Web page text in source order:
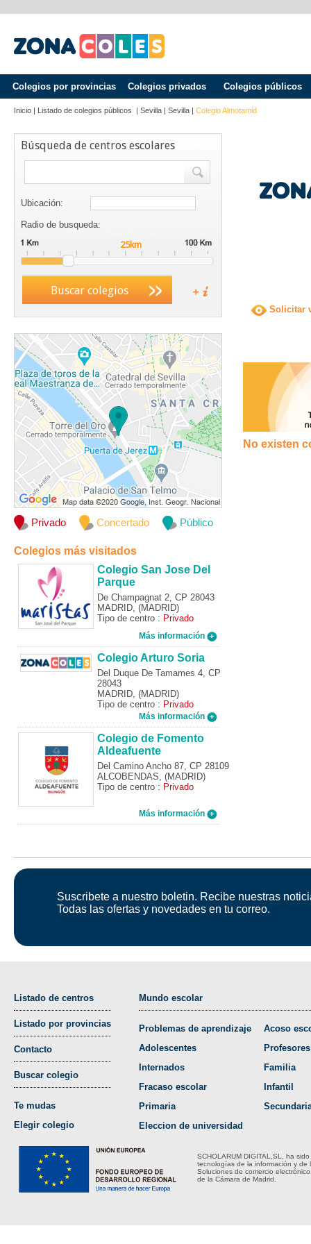
Colegios por provincias Colegios privados Colegios públicos
Inicio | Listado de colegios públicos | Sevilla | Sevilla | Colegio Almotamid
Búsqueda de centros escolares
Ubicación:
Radio de busqueda:
Buscar colegios
Privado Concertado Público
Colegios más visitados
Colegio San Jose Del
Parque
De Champagnat 2, CP 28043
MADRID, (MADRID)
Tipo de centro : Privado
Más información
Colegio Arturo Soria
Del Duque De Tamames 4, CP
28043
MADRID, (MADRID)
Tipo de centro : Privado
Más información
Colegio de Fomento
Aldeafuente
Del Camino Ancho 87, CP 28109
ALCOBENDAS, (MADRID)
Tipo de centro : Privado
Más información
Solicitar
No existen
Suscribete a nuestro boletin. Recibe nuestras
Todas las ofertas y novedades en tu correo.
Listado de centros
Listado por provincias
Contacto
Buscar colegio
Te mudas
Elegir colegio
Mundo escolar
Problemas de aprendizaje
Adolescentes
Internados
Fracaso escolar
Primaria
Eleccion de universidad
Acoso
Profesores
Familia
Infantil
SCHOLARUM DIGITAL,SL, ha
tecnologías de la información y de
Soluciones de comercio
de la Cámara de Madrid.